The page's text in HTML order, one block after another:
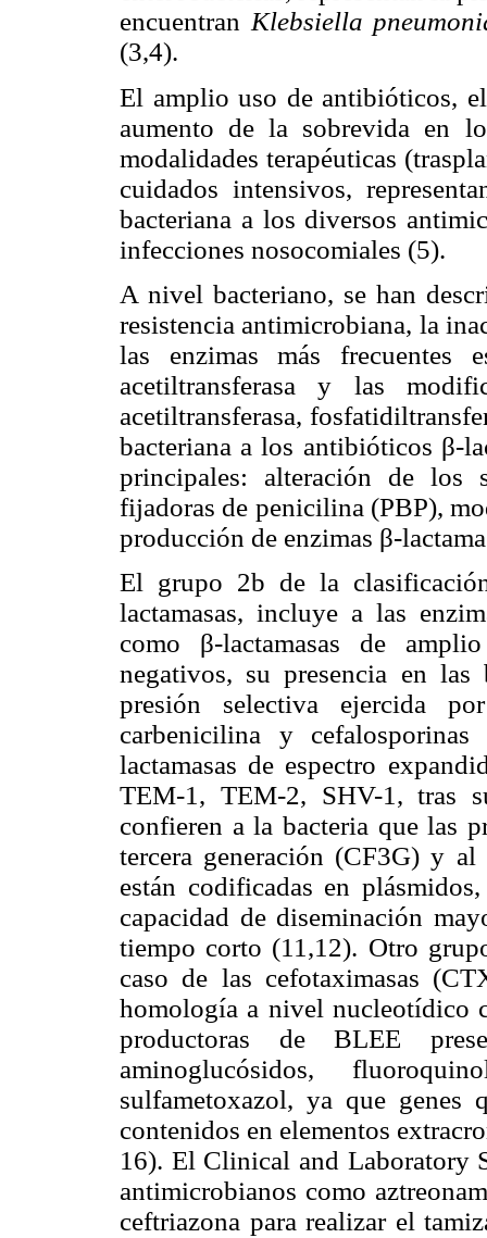
encuentran Klebsiella
(3,4).
El amplio uso de antibióticos,
aumento de la sobrevida en
modalidades terapéuticas
cuidados intensivos,
bacteriana a los diversos
infecciones nosocomiales (5).
A nivel bacteriano, se han
resistencia antimicrobiana, la
las enzimas más frecuentes
acetiltransferasa y las
acetiltransferasa,
bacteriana a los antibióticos β-
principales: alteración de
fijadoras de penicilina (PBP),
producción de enzimas β-
El grupo 2b de la
lactamasas, incluye a las
como β-lactamasas de
negativos, su presencia en las
presión selectiva ejercida
carbenicilina y
lactamasas de espectro
TEM-1, TEM-2, SHV-1, tras
confieren a la bacteria que las
tercera generación (CF3G) y al
están codificadas en
capacidad de diseminación
tiempo corto (11,12). Otro
caso de las cefotaximasas
homología a nivel nucleotídico
productoras de BLEE
aminoglucósidos,
sulfametoxazol, ya que genes
contenidos en elementos
16). El Clinical and Laboratory
antimicrobianos como
ceftriazona para realizar el